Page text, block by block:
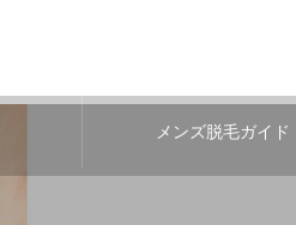
メンズ脱毛ガイド